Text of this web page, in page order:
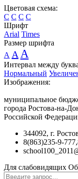
Цветовая схема:
C C C C
Шрифт
Arial Times
Размер шрифта
A A A
Интервал между
Нормальный
Изображения:
муниципальное
города Ростова-на-
Российской
344092, г.
8(863)235-9-
Для слабовидящих